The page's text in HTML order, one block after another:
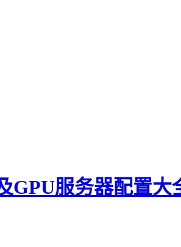
GPU服务器配置大